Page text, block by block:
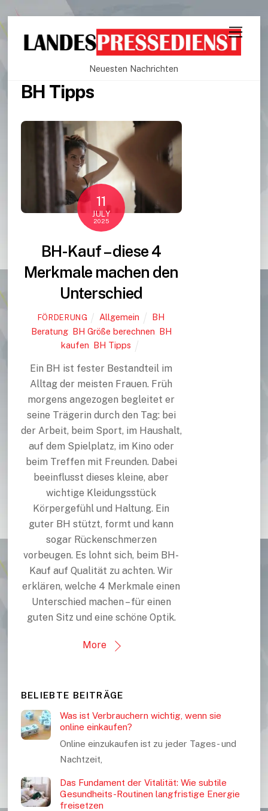
Neuesten Nachrichten
BH Tipps
11
JULY
2025
BH-Kauf – diese 4
Merkmale machen den
Unterschied
FÖRDERUNG Allgemein
BH
Beratung, BH Größe berechnen BH
kaufen BH Tipps
Ein BH ist fester Bestandteil im
Alltag der meisten Frauen. Früh
morgens angezogen begleitet er
seine Trägerin durch den Tag: bei
der Arbeit, beim Sport, im Haushalt,
auf dem Spielplatz, im Kino oder
beim Treffen mit Freunden. Dabei
beeinflusst dieses kleine, aber
wichtige Kleidungsstück
Körpergefühl und Haltung. Ein
guter BH stützt, formt und kann
sogar Rückenschmerzen
vorbeugen. Es lohnt sich, beim BH-
Kauf auf Qualität zu achten. Wir
erklären, welche 4 Merkmale einen
Unterschied machen – für einen
guten Sitz und eine schöne Optik.
More
BELIEBTE BEITRÄGE
Was ist Verbrauchern wichtig, wenn sie
online einkaufen?
Online einzukaufen ist zu jeder Tages- und
Nachtzeit,
Das Fundament der Vitalität: Wie subtile
Gesundheits-Routinen langfristige Energie
freisetzen